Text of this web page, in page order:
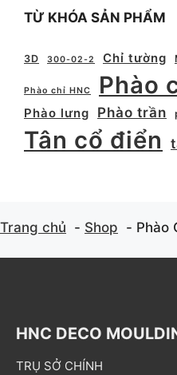
TỪ KHÓA SẢN PHẨM
3D 300-02-2 Chỉ tường
Phào chỉ HNC Phào
Phào lưng
Phào trần
Tân cổ điển
Trang chủ Shop Phào
HNC DECO
TRỤ SỞ CHÍNH